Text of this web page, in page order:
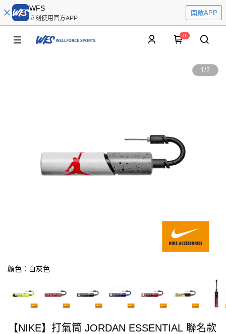
WFS
立刻使用官方APP
開啟APP
0
1/2
顏色：白灰色
【NIKE】打氣筒 JORDAN ESSENTIAL 聯名款